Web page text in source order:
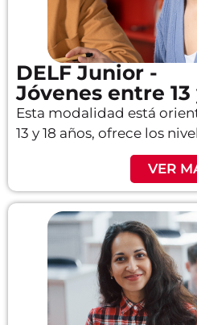
DELF Junior -
Jóvenes entre 13
Esta modalidad está
13 y 18 años, ofrece los
VER